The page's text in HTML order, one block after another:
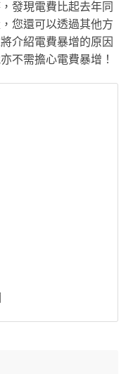
發現電費比起去年同
您還可以透過其他方
介紹電費暴增的原因
不需擔心電費暴增！